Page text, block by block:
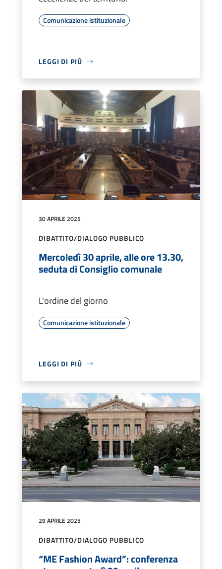
Comunicazione istituzionale
LEGGI DI PIÙ
30 APRILE 2025
DIBATTITO/DIALOGO PUBBLICO
Mercoledì 30 aprile, alle ore 13.30,
seduta di Consiglio comunale
L'ordine del giorno
Comunicazione istituzionale
LEGGI DI PIÙ
29 APRILE 2025
DIBATTITO/DIALOGO PUBBLICO
“ME Fashion Award”: conferenza